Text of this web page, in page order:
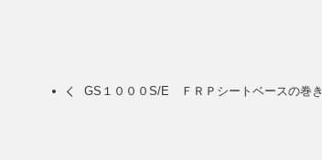
GS１０００S/E ＦＲＰシートベースの巻き